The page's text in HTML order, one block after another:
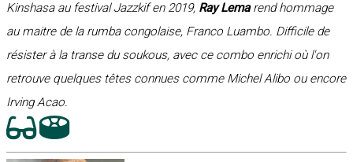
Kinshasa au festival Jazzkif en 2019, Ray Lemarend hommage
au maitre de la rumba congolaise, Franco Luambo. Difficile de
résister à la transe du soukous, avec ce combo enrichi où l'on
retrouve quelques têtes connues comme Michel Alibo ou encore
Irving Acao.